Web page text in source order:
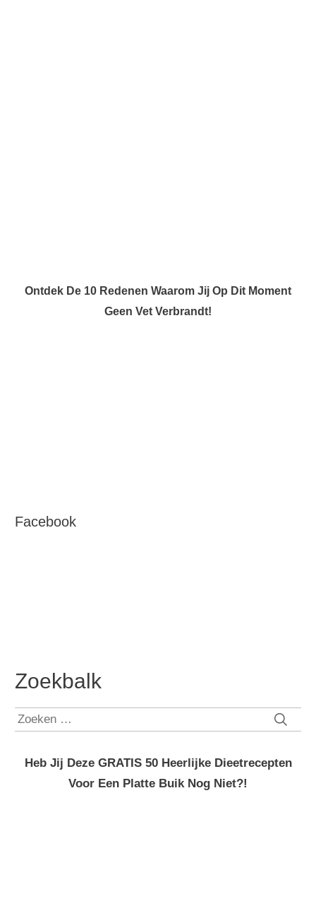
Ontdek De 10 Redenen Waarom Jij Op Dit Moment
Geen Vet Verbrandt!
Facebook
Zoekbalk
Zoeken
Heb Jij Deze GRATIS 50 Heerlijke Dieetrecepten
Voor Een Platte Buik Nog Niet?!